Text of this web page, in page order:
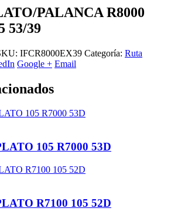
PALANCA R8000
53/39
IFCR8000EX39 Categoría: Ruta
Google + Email
105 R7000 53D
R7100 105 52D